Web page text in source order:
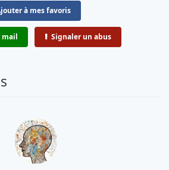
à mes favoris
mail Signaler un abus